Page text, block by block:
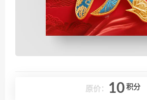
原价： 10 积分